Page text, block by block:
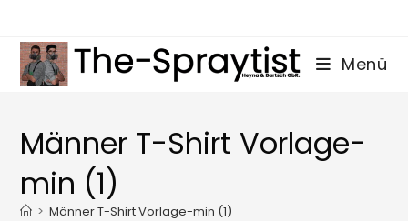
springen
Menü
Männer T-Shirt Vorlage-
min (1)
> Männer T-Shirt Vorlage-min (1)